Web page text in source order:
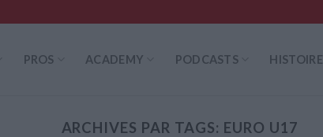
PROS ACADEMY PODCASTS HISTOIRE
ARCHIVES PAR TAGS: EURO U17